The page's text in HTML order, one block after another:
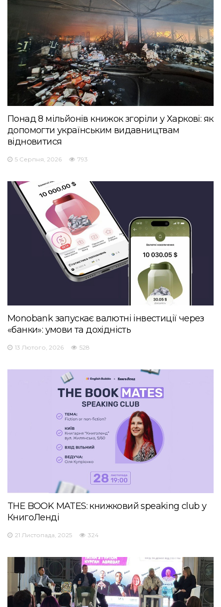
Понад 8 мільйонів книжок згоріли у Харкові: як
допомогти українським видавництвам
відновитися
5 Серпня, 2026 793
Monobank запускає валютні інвестиції через
«банки»: умови та дохідність
13 Лютого, 2026 528
THE BOOK MATES: книжковий speaking club у
КнигоЛенді
21 Листопада, 2025 324